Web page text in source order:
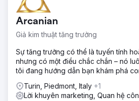
Arcanian
Giả kim thuật tăng trưởng
Sự tăng trưởng có thể là tuyến tính
nhưng có một điều chắc chắn – nó
tôi đang hướng dẫn bạn khám phá
Turin, Piedmont, Italy +1
Lời khuyên marketing, Quan hệ